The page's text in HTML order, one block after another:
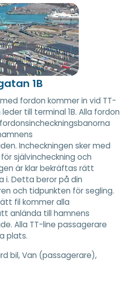
1B
fordon kommer in vid TT-
till terminal 1B. Alla fordon
Incheckningen sker med
självincheckning och
är klar bekräftas rätt
i. Detta beror på din
och tidpunkten för segling.
fil kommer alla
anlända till hamnens
Alla TT-line passagerare
plats.
bil, Van (passagerare),